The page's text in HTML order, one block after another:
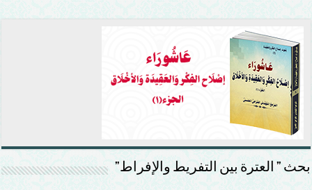
بحث ” العترة بين التفريط والإفراط”